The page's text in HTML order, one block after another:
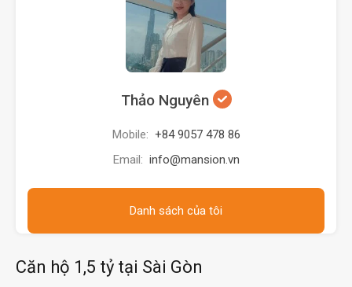
Thảo Nguyên
Mobile: +84 9057 478 86
Email: info@mansion.vn
Danh sách của tôi
Căn hộ 1,5 tỷ tại Sài Gòn